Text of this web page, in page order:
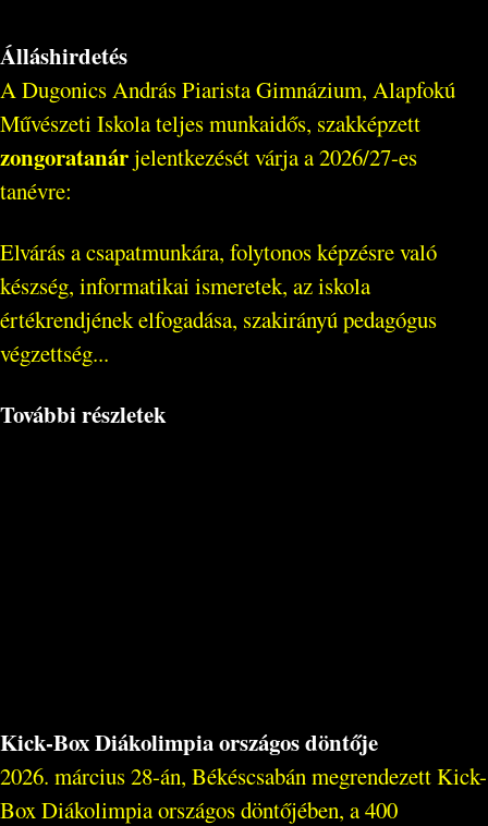
Álláshirdetés
A Dugonics András Piarista Gimnázium, Alapfokú
Művészeti Iskola teljes munkaidős, szakképzett
zongoratanárjelentkezését várja a 2026/27-es
tanévre:
Elvárás a csapatmunkára, folytonos képzésre való
készség, informatikai ismeretek, az iskola
értékrendjének elfogadása, szakirányú pedagógus
végzettség...
További részletek
Kick-Box Diákolimpia országos döntője
2026. március 28-án, Békéscsabán megrendezett Kick-
Box Diákolimpia országos döntőjében, a 400